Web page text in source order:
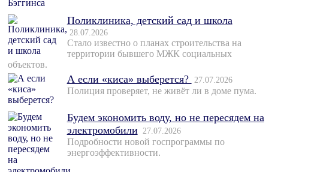
Поликлиника, детский сад и школа
28.07.2026
Стало известно о планах строительства на
территории бывшего МЖК социальных
объектов.
А если «киса» выберется? 27.07.2026
Полиция проверяет, не живёт ли в доме пума.
Будем экономить воду, но не пересядем на
электромобили
27.07.2026
Подробности новой госпрограммы по
энергоэффективности.